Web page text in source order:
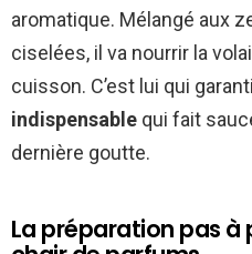
aromatique. Mélangé aux
ciselées, il va nourrir la
cuisson. C’est lui qui
indispensable qui fait
dernière goutte.
La préparation pas à